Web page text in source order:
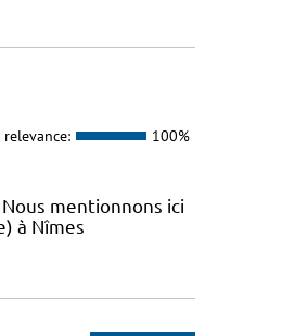
relevance: 100%
mentionnons ici
à Nîmes